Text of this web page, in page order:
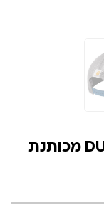
101195 | כובע מצחיה DUNMORE מכותנת